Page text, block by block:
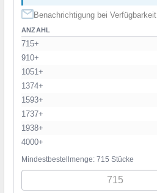
Benachrichtigung bei Verfügbarkeit
ANZAHL
715+
910+
1051+
1374+
1593+
1737+
1938+
4000+
Mindestbestellmenge: 715 Stücke